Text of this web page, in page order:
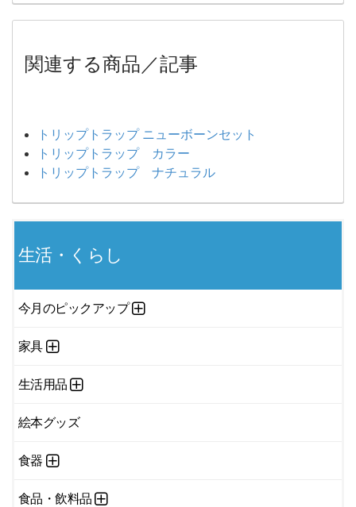
関連する商品／記事
トリップトラップ ニューボーンセット
トリップトラップ カラー
トリップトラップ ナチュラル
生活・くらし
今月のピックアップ
家具
生活用品
絵本グッズ
食器
食品・飲料品